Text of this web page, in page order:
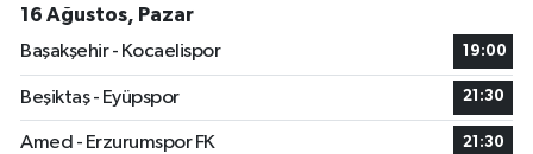
16 Ağustos, Pazar
Başakşehir - Kocaelispor
19:00
Beşiktaş - Eyüpspor 21:30
Amed - Erzurumspor FK 21:30